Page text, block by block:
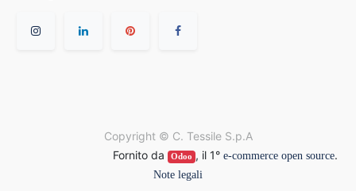
Copyright © C. Tessile S.p.A
Fornito da
Odoo , il 1° e-commerce open source.
Note legali